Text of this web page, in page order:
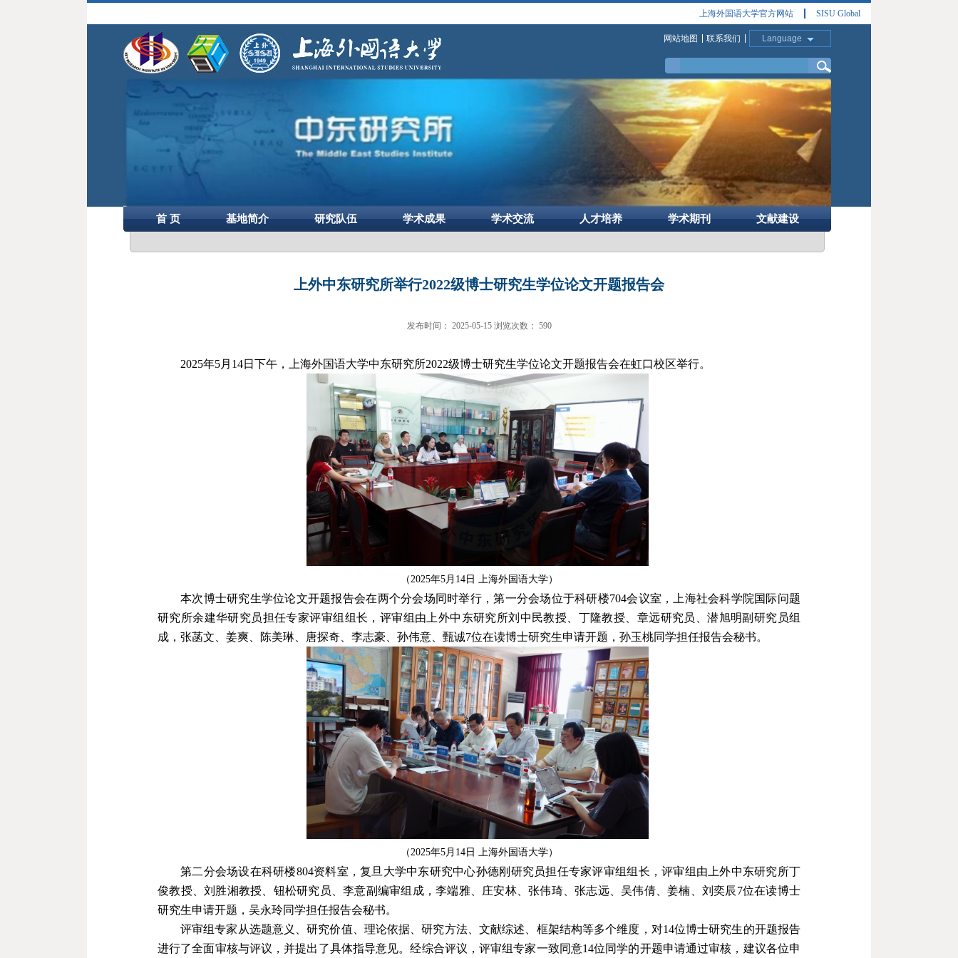
上海外国语大学官方网站 SISU Global
网站地图 联系我们 Language
首 页 基地简介 研究队伍 学术成果 学术交流 人才培养 学术期刊 文献建设
上外中东研究所举行2022级博士研究生学位论文开题报告会
发布时间： 2025-05-15 浏览次数： 590
2025年5月 14日下午，上海外国语大学中东研究所2022级博士研究生学位论文开题报告会在虹口校区举行。
（2025年5月 14日 上海外国语大学）
本次博士研究生学位论文开题报告会在两个分会场同时举行，第一分会场位于科研楼704会议室，上海社会科学院国际问题
研究所余建华研究员担任专家评审组组长，评审组由上外中东研究所刘中民教授、丁隆教授、章远研究员、潜旭明副研究员组
成，张菡文、姜爽、陈美琳、唐探奇、李志豪、孙伟意、甄诚7位在读博士研究生申请开题，孙玉桃同学担任报告会秘书。
（2025年5月 14日 上海外国语大学）
第二分会场设在科研楼804资料室，复旦大学中东研究中心孙德刚研究员担任专家评审组组长，评审组由上外中东研究所丁
俊教授、刘胜湘教授、钮松研究员、李意副编审组成，李端雅、庄安林、张伟琦、张志远、吴伟倩、姜楠、刘奕辰7位在读博士
研究生申请开题，吴永玲同学担任报告会秘书。
评审组专家从选题意义、研究价值、理论依据、研究方法、文献综述、框架结构等多个维度，对14位博士研究生的开题报告
进行了全面审核与评议，并提出了具体指导意见。经综合评议，评审组专家一致同意14位同学的开题申请通过审核，建议各位申